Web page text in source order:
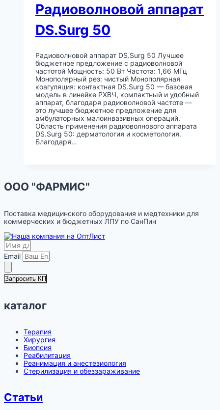
Радиоволновой аппарат
DS.Surg 50
Радиоволновой аппарат DS.Surg 50 Лучшее
бюджетное предложение с радиоволновой
частотой Мощность: 50 Вт Частота: 1,66 МГц
Монополярный рез: чистый Монополярная
коагуляция: контактная DS.Surg 50 — базовая
модель в линейке РХВЧ, компактный и удобный
аппарат, благодаря радиоволновой частоте —
это лучшее бюджетное предложение для
амбулаторных малоинвазивных операций.
Область применения радиоволнового аппарата
DS.Surg 50: дерматология и косметология.
Благодаря…
ООО "ФАРМИС"
Поставка медицинского оборудования и медтехники для
коммерческих и бюджетных ЛПУ по СанПин
Email
Запросить КП
каталог
Терапия
Хирургия
Биопсия
Реабилитация
Реанимация и анестезиология
Стерилизация и обеззараживание
Статьи